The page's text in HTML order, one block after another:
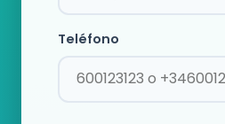
Teléfono